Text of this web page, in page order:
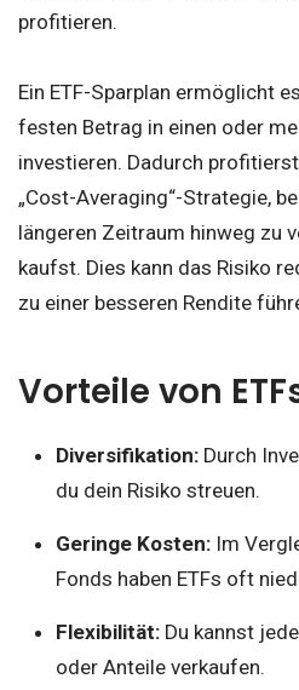
profitieren.
Ein ETF-Sparplan ermöglicht
festen Betrag in einen oder
investieren. Dadurch
„Cost-Averaging“-Strategie,
längeren Zeitraum hinweg zu
kaufst. Dies kann das Risiko
zu einer besseren Rendite
Vorteile von
Diversifikation:Durch
du dein Risiko streuen.
Geringe Kosten:Im
Fonds haben ETFs oft
Flexibilität:Du kannst
oder Anteile verkaufen.